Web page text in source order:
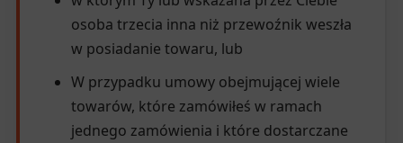
osoba trzecia inna niż przewoźnik weszła
w posiadanie towaru, lub
W przypadku umowy obejmującej wiele
towarów, które zamówiłeś w ramach
jednego zamówienia i które dostarczane